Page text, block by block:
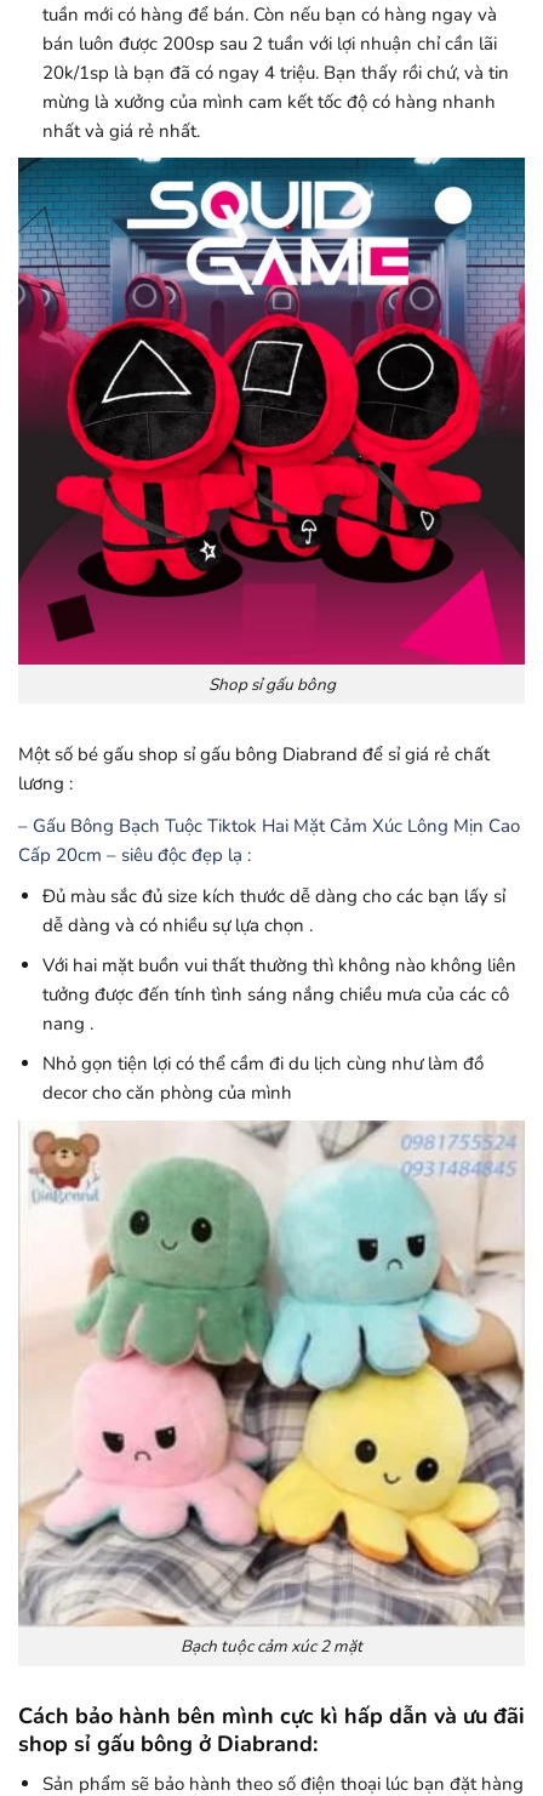
tuần mới có hàng để bán. Còn nếu bạn có hàng ngay và
bán luôn được 200sp sau 2 tuần với lợi nhuận chỉ cần lãi
20k/1sp là bạn đã có ngay 4 triệu. Bạn thấy rồi chứ, và tin
mừng là xưởng của mình cam kết tốc độ có hàng nhanh
nhất và giá rẻ nhất.
Shop sỉ gấu bông
Một số bé gấu shop sỉ gấu bông Diabrand để sỉ giá rẻ chất
lương :
– Gấu Bông Bạch Tuộc Tiktok Hai Mặt Cảm Xúc Lông Mịn Cao
Cấp 20cm – siêu độc đẹp lạ :
Đủ màu sắc đủ size kích thước dễ dàng cho các bạn lấy sỉ
dễ dàng và có nhiều sự lựa chọn .
Với hai mặt buồn vui thất thường thì không nào không liên
tưởng được đến tính tình sáng nắng chiều mưa của các cô
nang .
Nhỏ gọn tiện lợi có thể cầm đi du lịch cùng như làm đồ
decor cho căn phòng của mình
Bạch tuộc cảm xúc 2 mặt
Cách bảo hành bên mình cực kì hấp dẫn và ưu đãi
shop sỉ gấu bông ở Diabrand:
Sản phẩm sẽ bảo hành theo số điện thoại lúc bạn đặt hàng